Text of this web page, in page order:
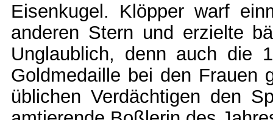
Eisenkugel. Klöpper warf
anderen Stern und erzielte
Unglaublich, denn auch die
Goldmedaille bei den Frauen
üblichen Verdächtigen den